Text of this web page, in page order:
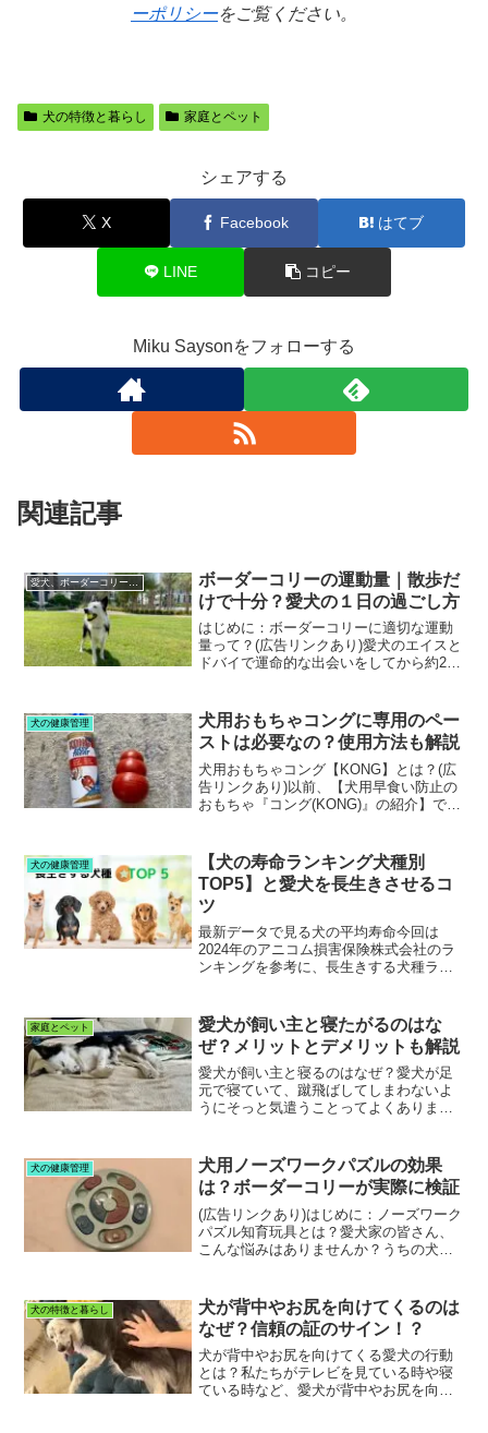
ーポリシーをご覧ください。
犬の特徴と暮らし 家庭とペット
シェアする
X Facebook はてブ
LINE コピー
Miku Saysonをフォローする
関連記事
愛犬、ボーダーコリーのエイスとの日々
ボーダーコリーの運動量｜散歩だ
けで十分？愛犬の１日の過ごし方
はじめに：ボーダーコリーに適切な運動
量って？(広告リンクあり)愛犬のエイスと
ドバイで運命的な出会いをしてから約2年
らい運動量が必要なの？」飼い始めたば
かりの頃、私も皆...
犬の健康管理
犬用おもちゃコングに専用のペー
ストは必要なの？使用方法も解説
犬用おもちゃコング【KONG】とは？(広
告リンクあり)以前、【犬用早食い防止の
おもちゃ『コング(KONG)』の紹介】でも
ちゃ。愛犬がおやつをねだってきて、キ
リがない‥お...
犬の健康管理
【犬の寿命ランキング犬種別
TOP5】と愛犬を長生きさせるコ
ツ
最新データで見る犬の平均寿命今回は
2024年のアニコム損害保険株式会社のラ
ンキングを参考に、長生きする犬種ラン
生きさせるコツもお届けするので、ぜひ
最後までお付き合いく...
家庭とペット
愛犬が飼い主と寝たがるのはな
ぜ？メリットとデメリットも解説
愛犬が飼い主と寝るのはなぜ？愛犬が足
元で寝ていて、蹴飛ばしてしまわないよ
うにそっと気遣うことってよくありませ
りを我慢することがあります。実は、そ
の行動には次のような理由...
犬の健康管理
犬用ノーズワークパズルの効果
は？ボーダーコリーが実際に検証
(広告リンクあり)はじめに：ノーズワーク
パズル知育玩具とは？愛犬家の皆さん、
こんな悩みはありませんか？うちの犬、
い特に、ボーダーコリーのような活発な
犬種は、散歩だけでは...
犬の特徴と暮らし
犬が背中やお尻を向けてくるのは
なぜ？信頼の証のサイン！？
犬が背中やお尻を向けてくる愛犬の行動
とは？私たちがテレビを見ている時や寝
ている時など、愛犬が背中やお尻を向け